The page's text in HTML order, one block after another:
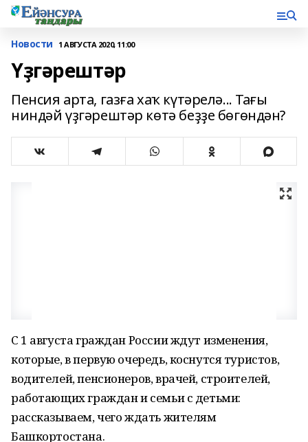
Новости 1 АВГУСТА 2020, 11:00
Үҙгәрештәр
Пенсия арта, газға хаҡ күтәрелә... Тағы
ниндәй үҙгәрештәр көтә беҙҙе бөгөндән?
С 1 августа граждан России ждут изменения,
которые, в первую очередь, коснутся туристов,
водителей, пенсионеров, врачей, строителей,
работающих граждан и семьи с детьми:
рассказываем, чего ждать жителям
Башкортостана.